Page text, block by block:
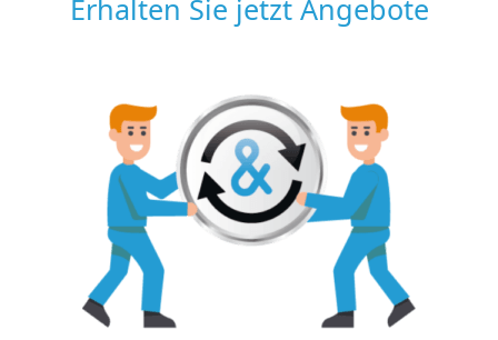
Erhalten Sie jetzt Angebote